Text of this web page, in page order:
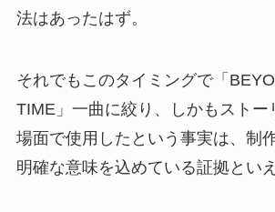
法はあったはず。
それでもこのタイミングで「
TIME」一曲に絞り、しかもストー
場面で使用したという事実は、制
明確な意味を込めている証拠とい